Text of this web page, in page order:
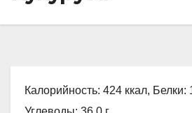
Калорийность: 424 ккал, Белки: